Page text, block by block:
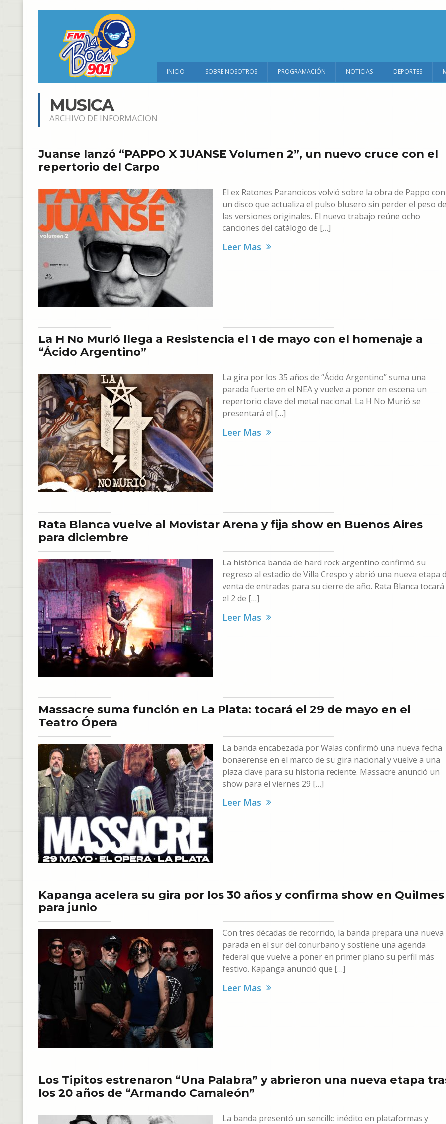
INICIO SOBRE NOSOTROS PROGRAMACIÓN NOTICIAS DEPORTES
MUSICA
ARCHIVO DE INFORMACION
Juanse lanzó “PAPPO X JUANSE Volumen 2”, un nuevo cruce con el
repertorio del Carpo
El ex Ratones Paranoicos volvió sobre la obra de Pappo con
un disco que actualiza el pulso blusero sin perder el peso de
las versiones originales. El nuevo trabajo reúne ocho
canciones del catálogo de […]
Leer Mas
La H No Murió llega a Resistencia el 1 de mayo con el homenaje a
“Ácido Argentino”
La gira por los 35 años de “Ácido Argentino” suma una
parada fuerte en el NEA y vuelve a poner en escena un
repertorio clave del metal nacional. La H No Murió se
presentará el […]
Leer Mas
Rata Blanca vuelve al Movistar Arena y fija show en Buenos Aires
para diciembre
La histórica banda de hard rock argentino confirmó su
regreso al estadio de Villa Crespo y abrió una nueva etapa
venta de entradas para su cierre de año. Rata Blanca tocará
el 2 de […]
Leer Mas
Massacre suma función en La Plata: tocará el 29 de mayo en el
Teatro Ópera
La banda encabezada por Walas confirmó una nueva fecha
bonaerense en el marco de su gira nacional y vuelve a una
plaza clave para su historia reciente. Massacre anunció un
show para el viernes 29 […]
Leer Mas
Kapanga acelera su gira por los 30 años y confirma show en Quilmes
para junio
Con tres décadas de recorrido, la banda prepara una nueva
parada en el sur del conurbano y sostiene una agenda
federal que vuelve a poner en primer plano su perfil más
festivo. Kapanga anunció que […]
Leer Mas
Los Tipitos estrenaron “Una Palabra” y abrieron una nueva etapa
los 20 años de “Armando Camaleón”
La banda presentó un sencillo inédito en plataformas y